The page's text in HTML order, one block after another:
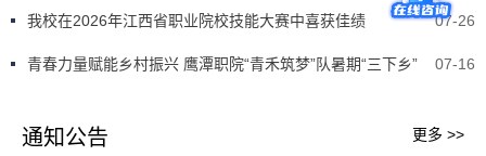
我校在2026年江西省职业院校技能大赛中喜获佳绩 07-26
青春力量赋能乡村振兴 鹰潭职院“青禾筑梦”队暑期“三下乡” 07-16
通知公告 更多 >>